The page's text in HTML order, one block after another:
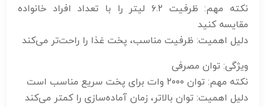
نکته مهم: ظرفیت ۶.۲ لیتر را با تعداد افراد خانواده
مقایسه کنید
دلیل اهمیت: ظرفیت مناسب، پخت غذا را راحت‌تر می‌کند
ویژگی: توان مصرفی
نکته مهم: توان ۲۰۰۰ وات برای پخت سریع مناسب است
دلیل اهمیت: توان بالاتر، زمان آماده‌سازی را کمتر می‌کند